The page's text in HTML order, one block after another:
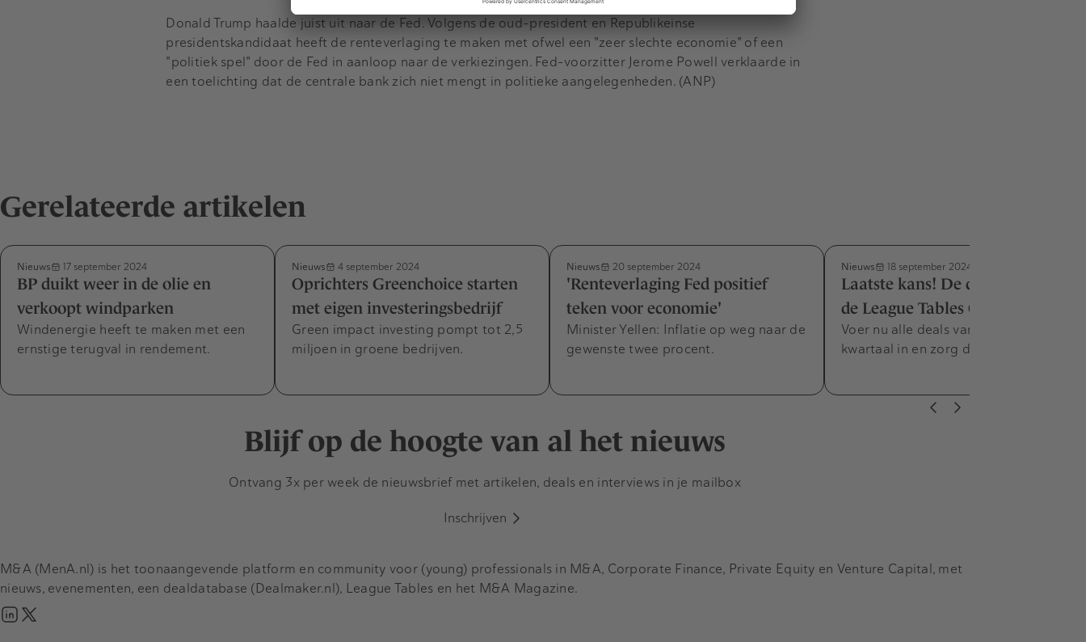
Donald Trump haalde juist uit naar de Fed. Volgens de oud-president en Republikeinse
presidentskandidaat heeft de renteverlaging te maken met ofwel een "zeer slechte economie" of een
"politiek spel" door de Fed in aanloop naar de verkiezingen. Fed-voorzitter Jerome Powell verklaarde in
een toelichting dat de centrale bank zich niet mengt in politieke aangelegenheden. (ANP)
Gerelateerde artikelen
Nieuws 17 september 2024
BP duikt weer in de olie en
verkoopt windparken
Windenergie heeft te maken met een
ernstige terugval in rendement.
Nieuws 4 september 2024
Oprichters Greenchoice starten
met eigen investeringsbedrijf
Green impact investing pompt tot 2,5
miljoen in groene bedrijven.
Nieuws 20 september 2024
'Renteverlaging Fed positief
teken voor economie'
Minister Yellen: Inflatie op weg naar de
gewenste twee procent.
Nieuws 18 september 2024
Laatste kans! De deadline voor
de League Tables Q3 2024 is nabij
Voer nu alle deals van afgelopen
kwartaal in en zorg dat ze meetellen.
Blijf op de hoogte van al het nieuws
Ontvang 3x per week de nieuwsbrief met artikelen, deals en interviews in je mailbox
Inschrijven
M&A (MenA.nl) is het toonaangevende platform en community voor (young) professionals in M&A, Corporate Finance, Private Equity en Venture Capital, met
nieuws, evenementen, een dealdatabase (Dealmaker.nl), League Tables en het M&A Magazine.